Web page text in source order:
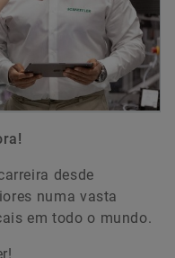
desde
numa vasta
em todo o mundo.